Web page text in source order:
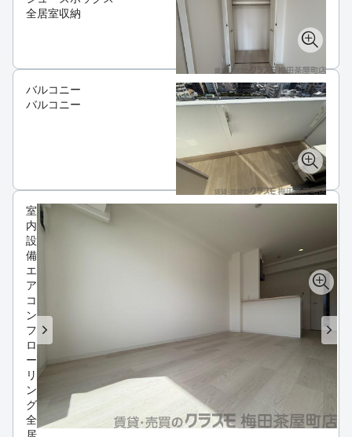
全居室収納
バルコニー
バルコニー
室
内
設
備
エ
ア
コ
ン
フ
ロ
ー
リ
ン
グ
全
居